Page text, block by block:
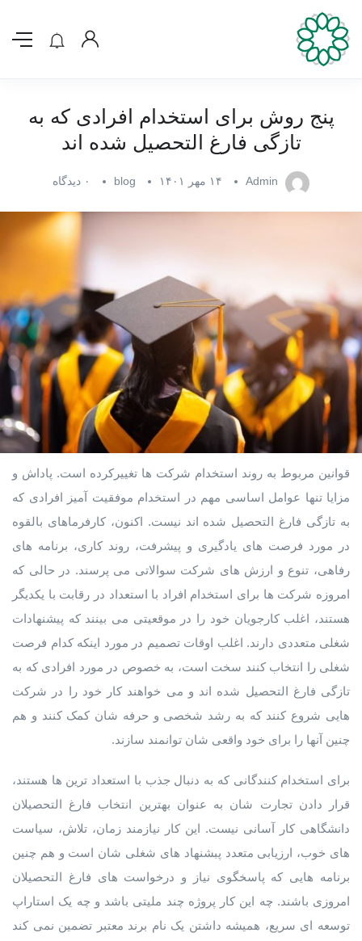
پنج روش برای استخدام افرادی که به
تازگی فارغ التحصیل شده اند
Admin ۱۴ مهر ۱۴۰۱ blog ۰ دیدگاه
قوانین مربوط به روند استخدام شرکت ها تغییرکرده است. پاداش و
مزایا تنها عوامل اساسی مهم در استخدام موفقیت آمیز افرادی که
به تازگی فارغ التحصیل شده اند نیست. اکنون، کارفرماهای بالقوه
در مورد فرصت های یادگیری و پیشرفت، روند کاری، برنامه های
رفاهی، تنوع و ارزش های شرکت سوالاتی می پرسند. در حالی که
امروزه شرکت ها برای استخدام افراد با استعداد در رقابت با یکدیگر
هستند، اغلب کارجویان خود را در موقعیتی می بینند که پیشنهادات
شغلی متعددی دارند. اغلب اوقات تصمیم در مورد اینکه کدام فرصت
شغلی را انتخاب کنند سخت است، به خصوص در مورد افرادی که به
تازگی فارغ التحصیل شده اند و می خواهند کار خود را در شرکت
هایی شروع کنند که به رشد شخصی و حرفه شان کمک کنند و هم
چنین آنها را برای خود واقعی شان توانمند سازند.
برای استخدام کنندگانی که به دنبال جذب با استعداد ترین ها هستند،
قرار دادن تجارت شان به عنوان بهترین انتخاب فارغ التحصیلان
دانشگاهی کار آسانی نیست. این کار نیازمند زمان، تلاش، سیاست
های خوب، ارزیابی متعدد پبشنهاد های شغلی شان است و هم چنین
برنامه هایی که پاسخگوی نیاز و درخواست های فارغ التحصیلان
امروزی باشند. چه این کار پروژه چند ملیتی باشد و چه یک استاراپ
توسعه ای سریع، همیشه داشتن یک نام برند معتبر تضمین نمی کند